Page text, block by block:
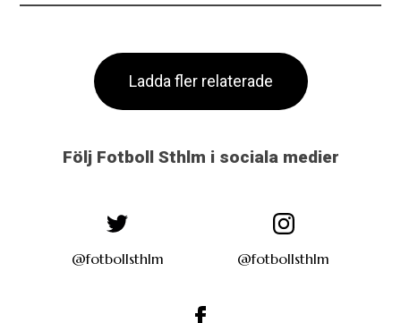
Ladda fler relaterade
Följ Fotboll Sthlm i sociala medier
@fotbollsthlm @fotbollsthlm